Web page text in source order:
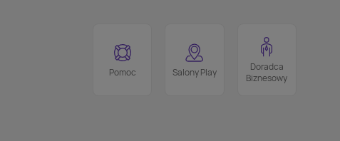
Pomoc Salony Play
Doradca
Biznesowy